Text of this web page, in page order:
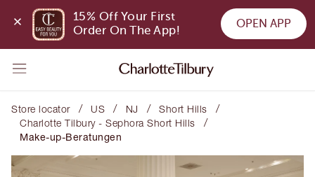
15% Off Your First
Order On The App!
OPEN APP
Store locator / US / NJ / Short Hills /
Charlotte Tilbury - Sephora Short Hills /
Make-up-Beratungen